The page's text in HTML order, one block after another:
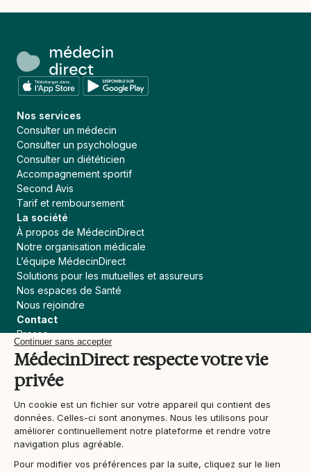
Nos services
Consulter un médecin
Consulter un psychologue
Consulter un diététicien
Accompagnement sportif
Second Avis
Tarif et remboursement
La société
À propos de MédecinDirect
Notre organisation médicale
L’équipe MédecinDirect
Solutions pour les mutuelles et assureurs
Nos espaces de Santé
Nous rejoindre
Contact
Presse
Assureur, courtier
Collectivités
Devenir praticien MédecinDirect
Liens utiles
Blog
Actualités Santé
Contenu médical
Support
Conditions générales d'utilisation
Continuer sans accepter
MédecinDirect respecte votre vie
privée
Un cookie est un fichier sur votre appareil qui contient des
données. Celles-ci sont anonymes. Nous les utilisons pour
améliorer continuellement notre plateforme et rendre votre
navigation plus agréable.
Pour modifier vos préférences par la suite, cliquez sur le lien